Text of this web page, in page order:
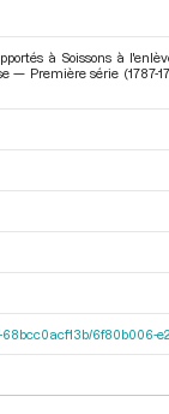
à Soissons à
— Première série (1787-
68bcc0acf13b/